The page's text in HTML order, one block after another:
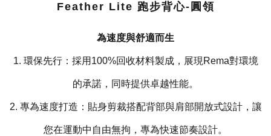
Feather Lite 跑步背心-圓領
為速度與舒適而生
1. 環保先行：採用100%回收材料製成，展現Rema對環境
的承諾，同時提供卓越性能。
2. 專為速度打造：貼身剪裁搭配背部與肩部開放式設計，讓
您在運動中自由無拘，專為快速節奏設計。